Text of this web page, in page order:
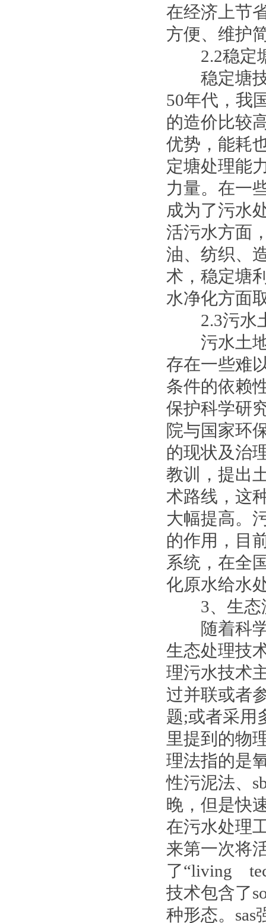
在经济上节
方便、维护
2.2稳定
稳定塘技
50年代，我
的造价比较
优势，能耗
定塘处理能
力量。在一
成为了污水
活污水方面
油、纺织、
术，稳定塘
水净化方面
2.3污水
污水土地
存在一些难
条件的依赖
保护科学研
院与国家环
的现状及治
教训，提出
术路线，这
大幅提高。
的作用，目
系统，在全
化原水给水
3、生态滤
随着科学
生态处理技
理污水技术
过并联或者
题;或者采用
里提到的物
理法指的是
性污泥法、
晚，但是快
在污水处理
来第一次将
了“living
技术包含了
种形态。